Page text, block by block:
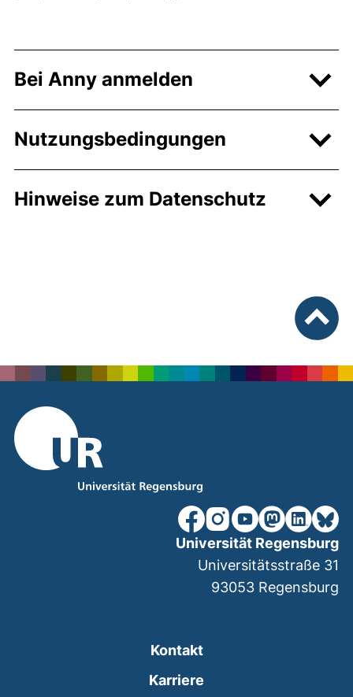
Bei Anny anmelden
Nutzungsbedingungen
Hinweise zum Datenschutz
unsere Facebook-Seite
unsere Instagram-
unsere YouTube-
unsereunsere
Kontakt
Karriere
Universität Regensburg
Universitätsstraße 31
93053 Regensburg